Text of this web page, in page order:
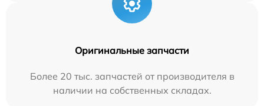
Оригинальные запчасти
Более 20 тыс. запчастей от производителя в
наличии на собственных складах.